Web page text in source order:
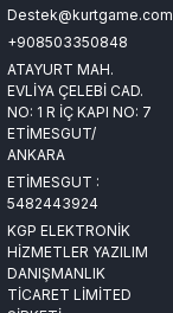
Destek@kurtgame.com
+908503350848
ATAYURT MAH.
EVLİYA ÇELEBİ CAD.
NO: 1 R İÇ KAPI NO: 7
ETİMESGUT/
ANKARA
ETİMESGUT :
5482443924
KGP ELEKTRONİK
HİZMETLER YAZILIM
DANIŞMANLIK
TİCARET LİMİTED